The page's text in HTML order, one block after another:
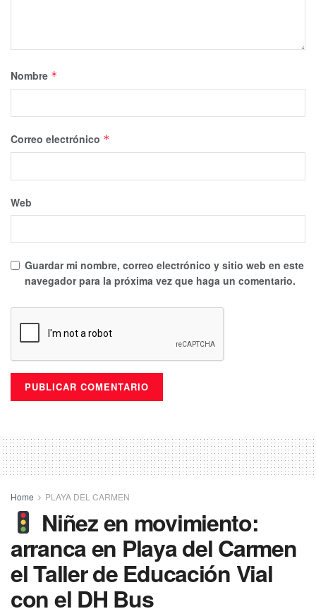
Nombre *
Correo electrónico *
Web
Guardar mi nombre, correo electrónico y sitio web en este
navegador para la próxima vez que haga un comentario.
Home PLAYA DEL CARMEN
Niñez en movimiento:
arranca en Playa del Carmen
el Taller de Educación Vial
con el DH Bus